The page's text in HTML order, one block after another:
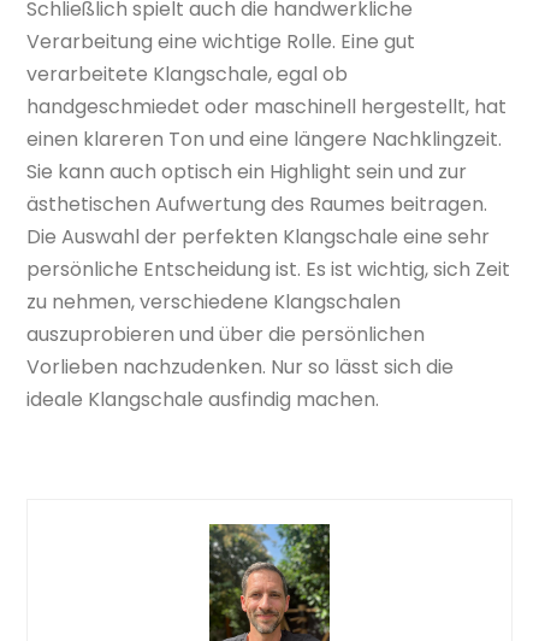
Schließlich spielt auch die handwerkliche
Verarbeitung eine wichtige Rolle. Eine gut
verarbeitete Klangschale, egal ob
handgeschmiedet oder maschinell hergestellt, hat
einen klareren Ton und eine längere Nachklingzeit.
Sie kann auch optisch ein Highlight sein und zur
ästhetischen Aufwertung des Raumes beitragen.
Die Auswahl der perfekten Klangschale eine sehr
persönliche Entscheidung ist. Es ist wichtig, sich Zeit
zu nehmen, verschiedene Klangschalen
auszuprobieren und über die persönlichen
Vorlieben nachzudenken. Nur so lässt sich die
ideale Klangschale ausfindig machen.